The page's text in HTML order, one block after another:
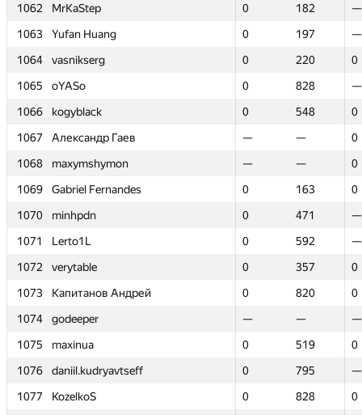
1062
MrKaStep 0 182
—
1063
Yufan Huang 0 197
—
1064
vasnikserg 0 220
0
1065
oYASo 0 828
—
1066
kogyblack 0 548
0
1067
Александр Гаев — —
0
1068
maxymshymon — —
0
1069
Gabriel Fernandes 0 163
0
1070
minhpdn 0 471
—
1071
Lerto1L 0 592
—
1072
verytable 0 357
0
1073
Капитанов Андрей 0 820
0
1074
godeeper — —
—
1075
maxinua 0 519
0
1076
daniil.kudryavtseff 0 795
—
1077
KozelkoS 0 828
0
1062
MrKaStep 0 182
—
1063
Yufan Huang 0 197
—
1064
vasnikserg 0 220
0
1065
oYASo 0 828
—
1066
kogyblack 0 548
0
1067
Александр Гаев — —
0
1068
maxymshymon — —
0
1069
Gabriel Fernandes 0 163
0
1070
minhpdn 0 471
—
1071
Lerto1L 0 592
—
1072
verytable 0 357
0
1073
Капитанов Андрей 0 820
0
1074
godeeper — —
—
1075
maxinua 0 519
0
1076
daniil.kudryavtseff 0 795
—
1077
KozelkoS 0 828
0